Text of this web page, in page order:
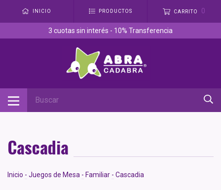
INICIO PRODUCTOS CARRITO 0
3 cuotas sin interés - 10% Transferencia
Cascadia
Inicio - Juegos de Mesa - Familiar - Cascadia